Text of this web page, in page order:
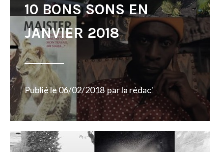
10 BONS SONS EN
JANVIER 2018
Publié le06/02/2018 parla rédac'